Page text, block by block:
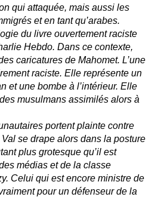
qui attaquée, mais aussi les
et en tant qu’arabes.
du livre ouvertement raciste
Hebdo. Dans ce contexte,
caricatures de Mahomet. L’une
raciste. Elle représente un
et une bombe à l’intérieur. Elle
musulmans assimilés alors à
portent plainte contre
se drape alors dans la posture
plus grotesque qu’il est
médias et de la classe
Celui qui est encore ministre de
pour un défenseur de la